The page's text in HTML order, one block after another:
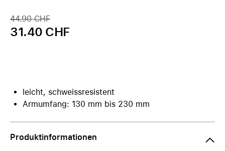
44.90 CHF
31.40 CHF
leicht, schweissresistent
Armumfang: 130 mm bis 230 mm
Produktinformationen